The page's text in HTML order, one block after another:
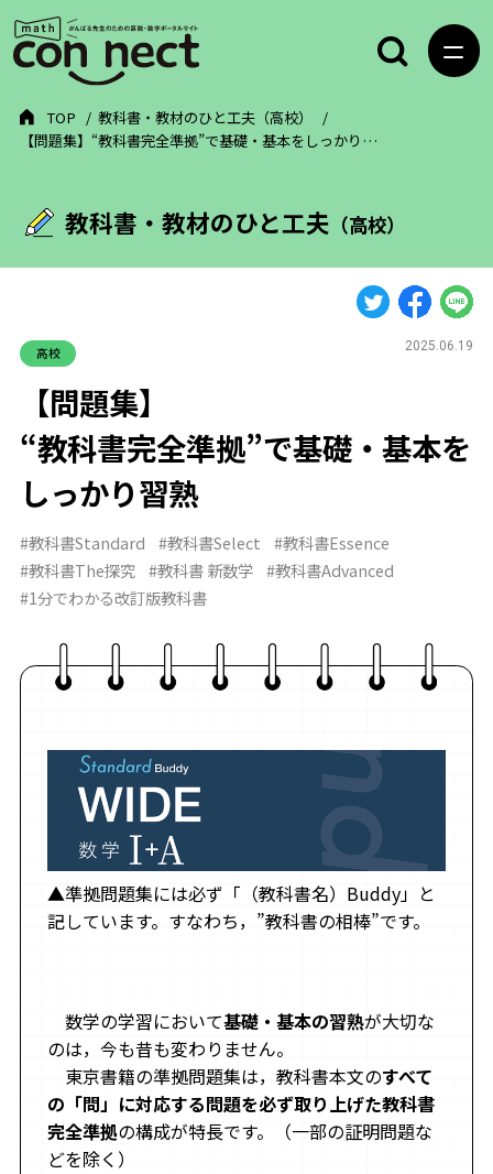
教科書・教材のひと工夫 （高校）
TOP
教科書・教材のひと工夫（高校）
【問題集】“教科書完全準拠”で基礎・基本をしっかり…
高校 2025.06.19
【問題集】
“教科書完全準拠”で基礎・基本を
しっかり習熟
#教科書Standard #教科書Select
#教科書Essence
#教科書The探究 #教科書 新数学 #教科書Advanced
#1分でわかる改訂版教科書
▲準拠問題集には必ず「（教科書名）Buddy」と
記しています。すなわち，”教科書の相棒”です。
数学の学習において基礎・基本の習熟が大切な
のは，今も昔も変わりません。
東京書籍の準拠問題集は，教科書本文のすべて
の「問」に対応する問題を必ず取り上げた教科書
完全準拠の構成が特長です。（一部の証明問題な
どを除く）